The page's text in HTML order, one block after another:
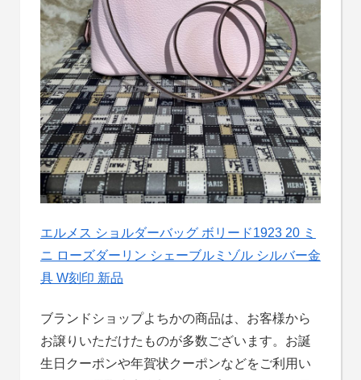
エルメス ショルダーバッグ ボリード1923 20 ミ
ニ ローズダーリン シェーブルミゾル シルバー金
具 W刻印 新品
ブランドショップよちかの商品は、お客様から
お譲りいただけたものが多数ございます。お誕
生日クーポンや年賀状クーポンなどをご利用い